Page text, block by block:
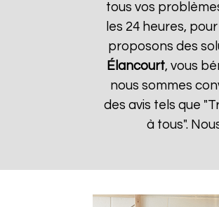
tous vos
les 24 heures,
proposons des
Élancourt, vous
nous sommes
des avis tels que
à tous".